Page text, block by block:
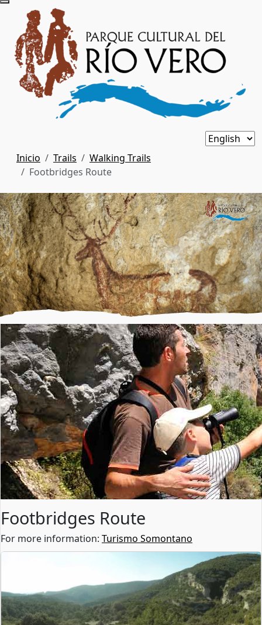
Inicio Trails
Walking Trails
Footbridges Route
Footbridges Route
For more information: Turismo Somontano